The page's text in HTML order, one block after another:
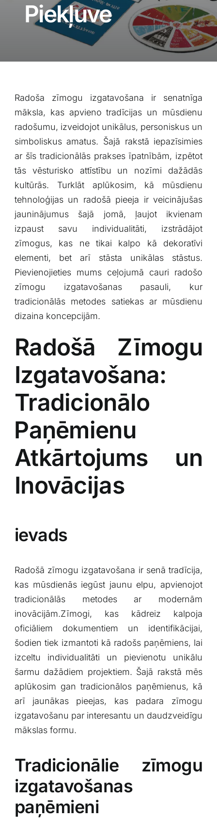
Blogs
Attēlu galerija
Par mums
Vakances
Kontakti
Klientu portāls
English
Piekļuve
Radoša‍ zīmogu izgatavošana ir senatnīga
māksla, kas apvieno ‍tradīcijas⁤ un‍ mūsdienu
radošumu, izveidojot unikālus, ⁢personiskus un
simboliskus amatus. Šajā rakstā iepazīsimies
ar šīs tradicionālās prakses īpatnībām, izpētot
tās ⁣vēsturisko attīstību un nozīmi dažādās
kultūrās. Turklāt ⁤aplūkosim, kā mūsdienu
tehnoloģijas‌ un radošā pieeja ir veicinājušas
‍jauninājumus šajā jomā, ‍ļaujot ikvienam
izpaust savu individualitāti,⁢ izstrādājot⁢
zīmogus, kas ne‌ tikai ⁢kalpo kā dekoratīvi
elementi,⁤ bet arī stāsta unikālas​ stāstus.
Pievienojieties mums⁢ ceļojumā cauri radošo
zīmogu izgatavošanas pasauli, kur
tradicionālās⁤ metodes satiekas⁣ ar mūsdienu
dizaina koncepcijām.
Radošā Zīmogu
Izgatavošana:‍
Tradicionālo
⁢Paņēmienu
Atkārtojums un
Inovācijas
ievads
Radošā zīmogu izgatavošana ir senā tradīcija,
kas mūsdienās iegūst jaunu elpu, apvienojot
⁣tradicionālās metodes ar‍ modernām
‌inovācijām.Zīmogi, ⁢kas kādreiz kalpoja
oficiāliem dokumentiem un identifikācijai,
šodien tiek izmantoti kā radošs paņēmiens, lai
izceltu​ individualitāti un pievienotu unikālu
šarmu dažādiem projektiem. Šajā rakstā ⁣mēs
‌aplūkosim gan tradicionālos paņēmienus, kā
arī jaunākas pieejas, kas padara ⁤zīmogu
izgatavošanu par interesantu un daudzveidīgu
mākslas‌ formu.
Tradicionālie zīmogu​
izgatavošanas
paņēmieni